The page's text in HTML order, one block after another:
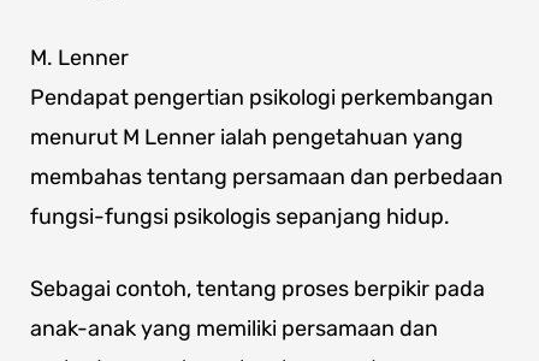
M. Lenner
Pendapat pengertian psikologi perkembangan
menurut M Lenner ialah pengetahuan yang
membahas tentang persamaan dan perbedaan
fungsi-fungsi psikologis sepanjang hidup.
Sebagai contoh, tentang proses berpikir pada
anak-anak yang memiliki persamaan dan